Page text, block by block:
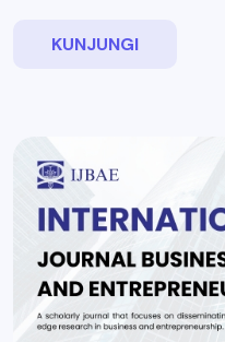
KUNJUNGI